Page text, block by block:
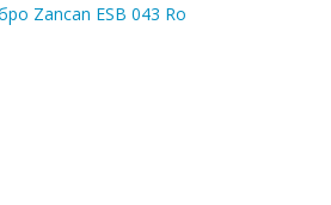
Zancan ESB 043 Ro